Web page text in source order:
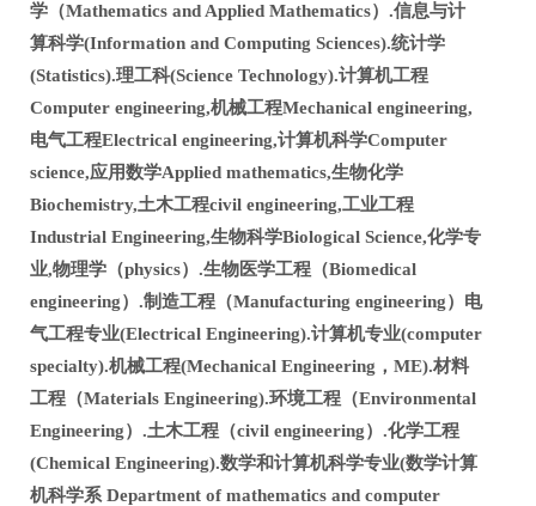
学（Mathematics and Applied Mathematics）.信息与计
算科学(Information and Computing Sciences).统计学
(Statistics).理工科(Science Technology).计算机工程
Computer engineering,机械工程Mechanical engineering,
电气工程Electrical engineering,计算机科学Computer
science,应用数学Applied mathematics,生物化学
Biochemistry,土木工程civil engineering,工业工程
Industrial Engineering,生物科学Biological Science,化学专
业,物理学（physics）.生物医学工程（Biomedical
engineering）.制造工程（Manufacturing engineering）电
气工程专业(Electrical Engineering).计算机专业(computer
specialty).机械工程(Mechanical Engineering，ME).材料
工程（Materials Engineering).环境工程（Environmental
Engineering）.土木工程（civil engineering）.化学工程
(Chemical Engineering).数学和计算机科学专业(数学计算
机科学系 Department of mathematics and computer